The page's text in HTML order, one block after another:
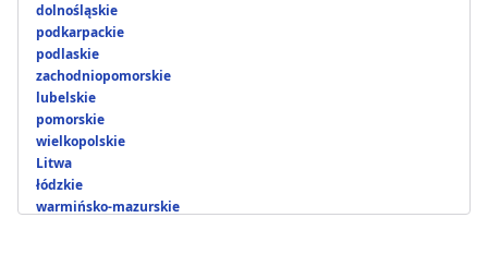
dolnośląskie
podkarpackie
podlaskie
zachodniopomorskie
lubelskie
pomorskie
wielkopolskie
Litwa
łódzkie
warmińsko-mazurskie